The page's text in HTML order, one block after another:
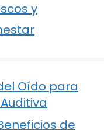
y
Oído para
de